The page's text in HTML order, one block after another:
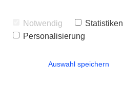
• • •
Notwendig Statistiken
Personalisierung
Auswahl speichern